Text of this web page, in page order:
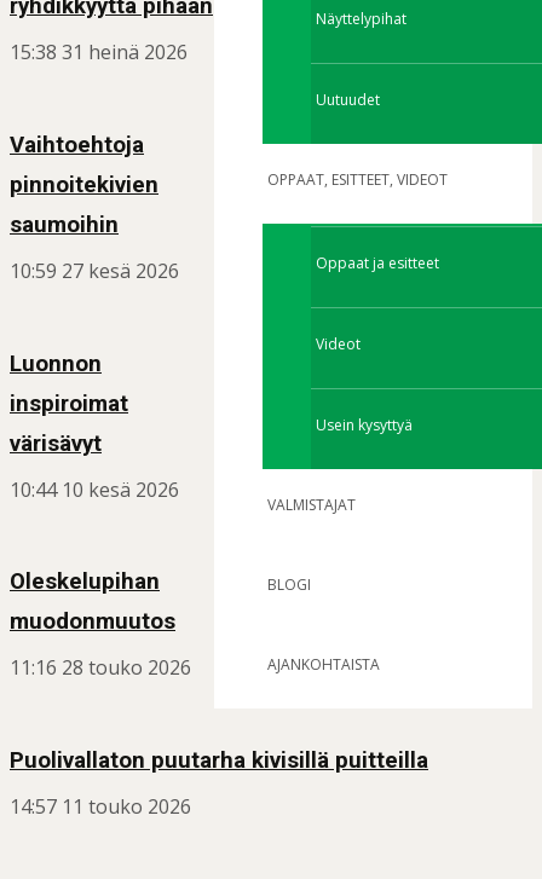
Näyttelypihat
Uutuudet
OPPAAT, ESITTEET, VIDEOT
Oppaat ja esitteet
Videot
Usein kysyttyä
VALMISTAJAT
BLOGI
AJANKOHTAISTA
ryhdikkyyttä pihaan
15:38 31 heinä 2026
Vaihtoehtoja
pinnoitekivien
saumoihin
10:59 27 kesä 2026
Luonnon
inspiroimat
värisävyt
10:44 10 kesä 2026
Oleskelupihan
muodonmuutos
11:16 28 touko 2026
Puolivallaton puutarha kivisillä puitteilla
14:57 11 touko 2026